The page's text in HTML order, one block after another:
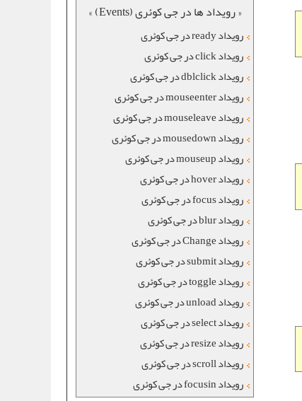
« رویداد ها در جی کوئری (Events) »
رویداد ready در جی کوئری
رویداد click در جی کوئری
رویداد dblclick در جی کوئری
رویداد mouseenter در جی کوئری
رویداد mouseleave در جی کوئری
رویداد mousedown در جی کوئری
رویداد mouseup در جی کوئری
رویداد hover در جی کوئری
رویداد focus در جی کوئری
رویداد blur در جی کوئری
رویداد Change در جی کوئری
رویداد submit در جی کوئری
رویداد toggle در جی کوئری
رویداد unload در جی کوئری
رویداد select در جی کوئری
رویداد resize در جی کوئری
رویداد scroll در جی کوئری
رویداد focusin در جی کوئری